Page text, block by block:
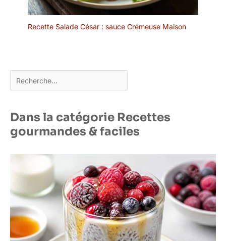
personne qui apprécie la
décoration d'intérieur
d'inspiration asiatique et
Recette Salade César : sauce Crémeuse Maison
Rechercher
Dans la catégorie Recettes
gourmandes & faciles